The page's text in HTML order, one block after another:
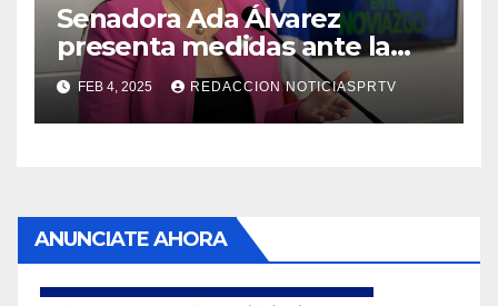
Senadora Ada Álvarez
presenta medidas ante la
violencia en el noviazgo
FEB 4, 2025 REDACCION NOTICIASPRTV
ANUNCIATE AHORA